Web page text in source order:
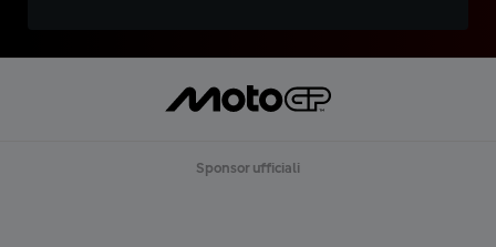
Sponsor ufficiali